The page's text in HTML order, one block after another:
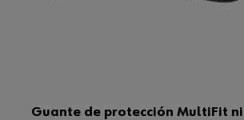
Guante de protección MultiFit